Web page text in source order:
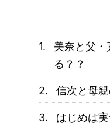
美奈と父・
る？？
信次と母
はじめは